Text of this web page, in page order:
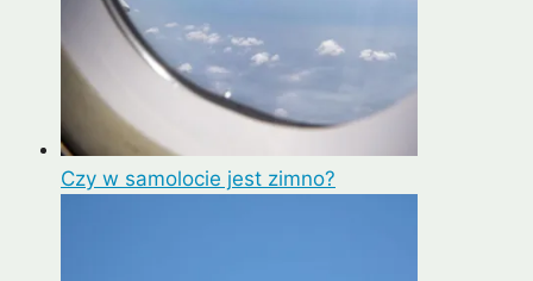
Czy w samolocie jest zimno?